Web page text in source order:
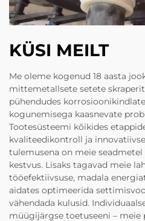
KÜSI MEILT
Me oleme kogenud 18 aasta
mittemetallsete setete
pühendudes
kogunemisega kaasnevate
Tootesüsteemi kõikides
kvaliteedikontroll ja
tulemusena on meie
kestvus. Lisaks tagavad meie
tööefektiivsuse, madala
aidates optimeerida
vähendada kulusid.
müügijärgse toetuseeni – meie